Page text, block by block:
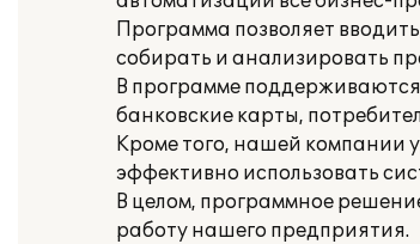
Программа позволяет
собирать и анализировать
В программе
банковские карты,
Кроме того, нашей компании
эффективно использовать
В целом, программное
работу нашего предприятия.